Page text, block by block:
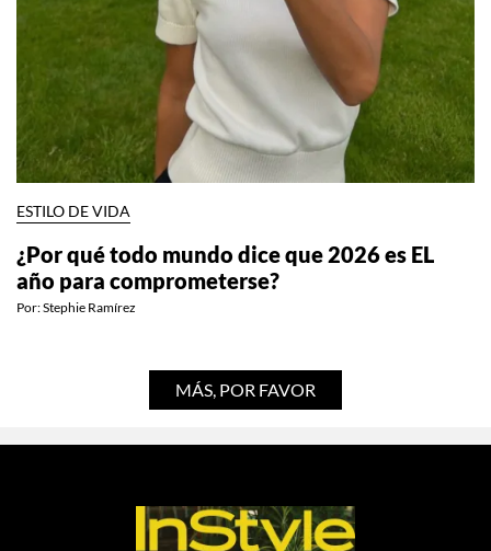
ESTILO DE VIDA
¿Por qué todo mundo dice que 2026 es EL
año para comprometerse?
Por:Stephie Ramírez
MÁS, POR FAVOR